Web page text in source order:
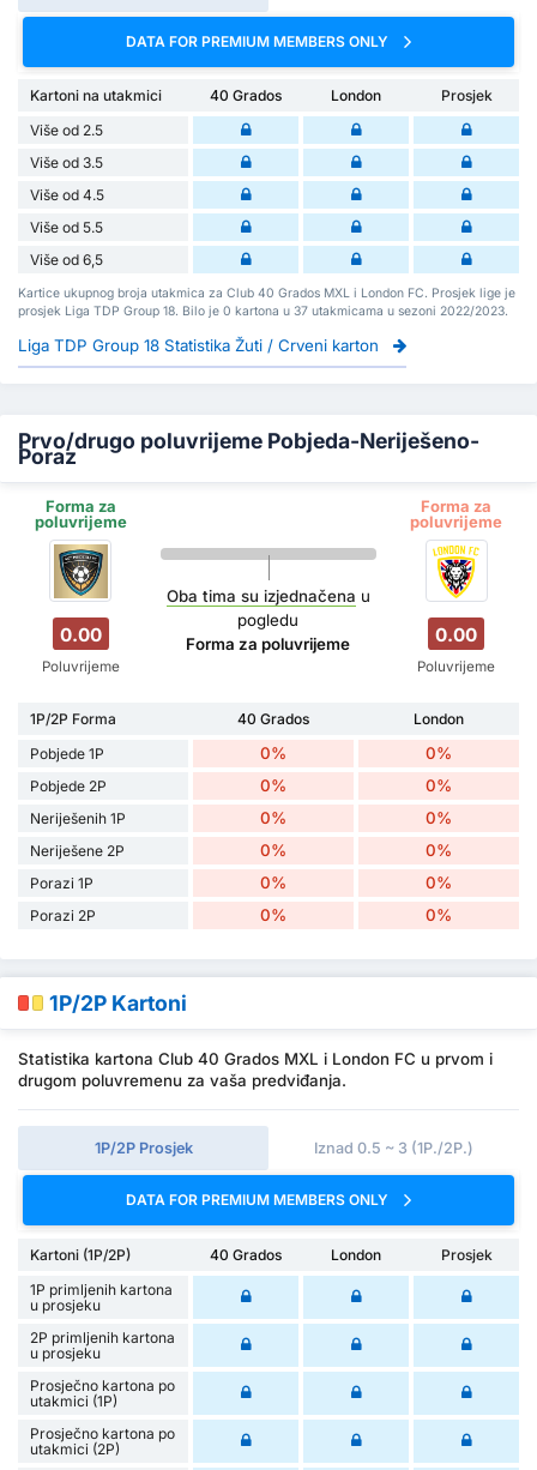
DATA FOR PREMIUM MEMBERS ONLY
Kartoni na utakmici 40 Grados London
Prosjek
Više od 2.5
Više od 3.5
Više od 4.5
Više od 5.5
Više od 6,5
Kartice ukupnog broja utakmica za Club 40 Grados MXL i London FC. Prosjek lige je
prosjek Liga TDP Group 18. Bilo je 0 kartona u 37 utakmicama u sezoni 2022/2023.
Liga TDP Group 18 Statistika Žuti / Crveni karton
Prvo/drugo poluvrijeme Pobjeda-Neriješeno-
Poraz
Forma za
poluvrijeme
Forma za
poluvrijeme
0.00
Poluvrijeme
Oba tima su izjednačena u
pogledu
Forma za poluvrijeme
0.00
Poluvrijeme
1P/2P Forma 40 Grados
London
Pobjede 1P
0% 0%
Pobjede 2P 0% 0%
Neriješenih 1P 0% 0%
Neriješene 2P 0% 0%
Porazi 1P 0% 0%
Porazi 2P 0% 0%
1P/2P Kartoni
Statistika kartona Club 40 Grados MXL i London FC u prvom i
drugom poluvremenu za vaša predviđanja.
1P/2P Prosjek Iznad 0.5 ~ 3 (1P./2P.)
DATA FOR PREMIUM MEMBERS ONLY
Kartoni (1P/2P) 40 Grados London
Prosjek
1P primljenih kartona
u prosjeku
2P primljenih kartona
u prosjeku
Prosječno kartona po
utakmici (1P)
Prosječno kartona po
utakmici (2P)